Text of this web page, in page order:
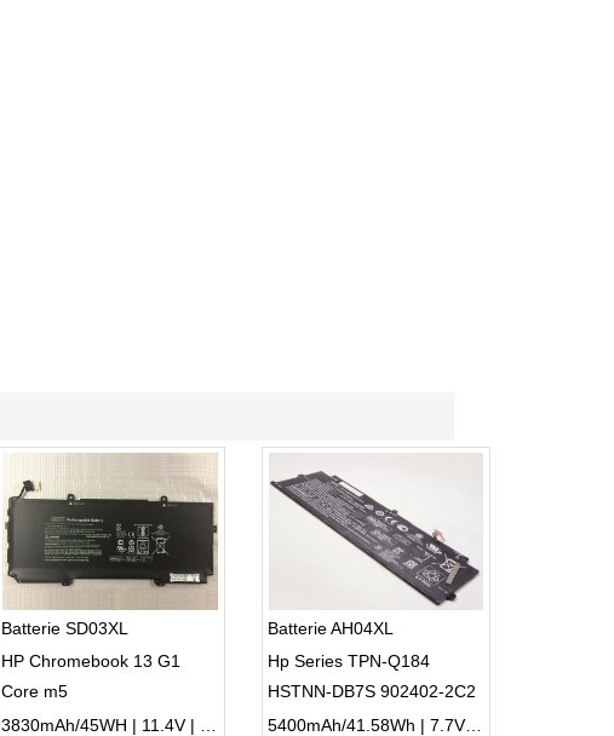
Batterie SD03XL
HP Chromebook 13 G1
Core m5
Batterie AH04XL
Hp Series TPN-Q184
HSTNN-DB7S 902402-2C2
902500-855
5400mAh/41.58Wh | 7.7V | Li-ion ...